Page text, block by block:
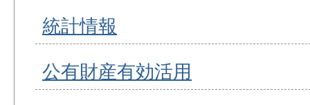
統計情報
公有財産有効活用